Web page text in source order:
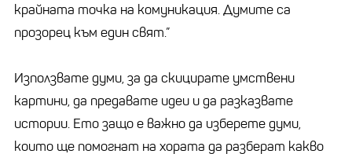
крайната точка на комуникация. Думите са
прозорец към един свят.”
Използвате думи, за да скицирате умствени
картини, да предавате идеи и да разказвате
истории. Ето защо е важно да изберете думи,
които ще помогнат на хората да разберат какво